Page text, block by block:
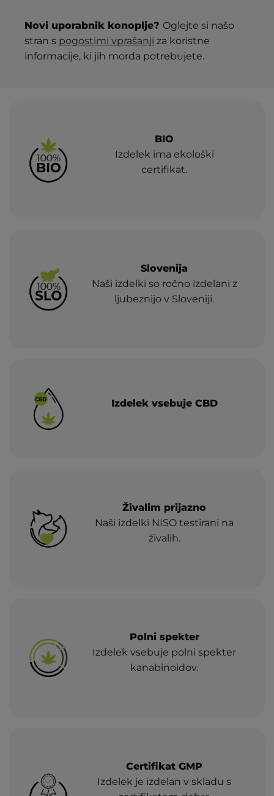
Novi uporabnik konoplje? Oglejte si našo
stran s pogostimi vprašanji za koristne
informacije, ki jih morda potrebujete.
BIO
Izdelek ima ekološki
certifikat.
Slovenija
Naši izdelki so ročno izdelani z
ljubeznijo v Sloveniji.
Izdelek vsebuje CBD
Živalim prijazno
Naši izdelki NISO testirani na
živalih.
Polni spekter
Izdelek vsebuje polni spekter
kanabinoidov.
Certifikat GMP
Izdelek je izdelan v skladu s